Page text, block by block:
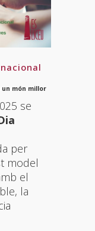
un món millor
se
per
model
el
la